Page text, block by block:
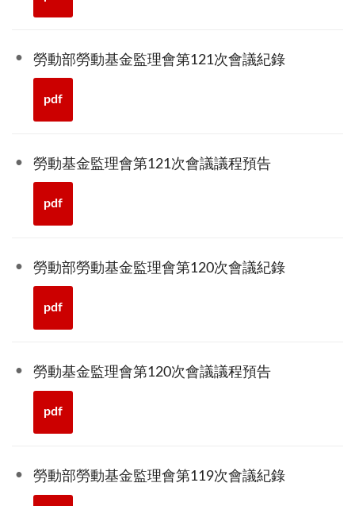
勞動部勞動基金監理會第121次會議紀錄
pdf
勞動基金監理會第121次會議議程預告
pdf
勞動部勞動基金監理會第120次會議紀錄
pdf
勞動基金監理會第120次會議議程預告
pdf
勞動部勞動基金監理會第119次會議紀錄